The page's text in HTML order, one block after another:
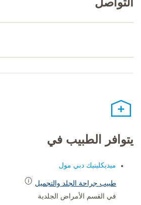
التواصل
يتوافر الطبيب في
ميديكلينيك دبي مول
طبيب جراحة الجلد والتجميل
في القسم الأمراض الجلدية